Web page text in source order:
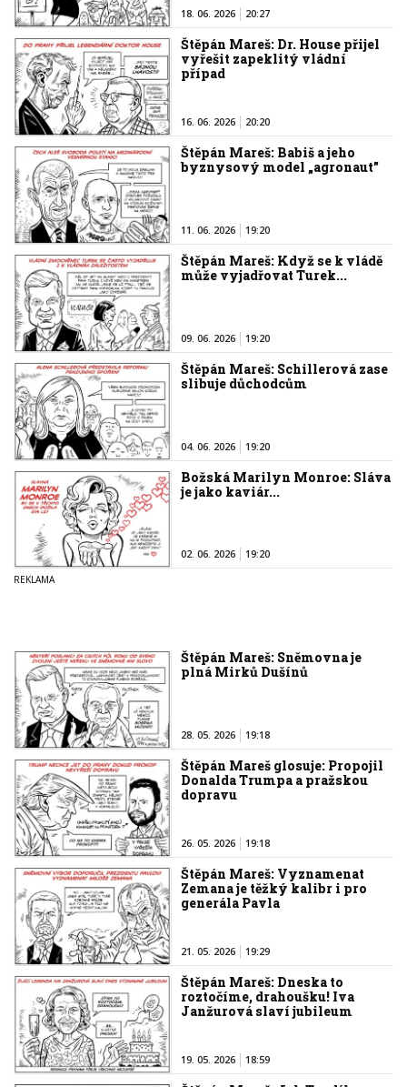
18. 06. 2026 20:27
Štěpán Mareš: Dr. House přijel
vyřešit zapeklitý vládní
případ
16. 06. 2026 20:20
Štěpán Mareš: Babiš a jeho
byznysový model „agronaut”
11. 06. 2026 19:20
Štěpán Mareš: Když se k vládě
může vyjadřovat Turek...
09. 06. 2026 19:20
Štěpán Mareš: Schillerová zase
slibuje důchodcům
04. 06. 2026 19:20
Božská Marilyn Monroe: Sláva
je jako kaviár...
02. 06. 2026 19:20
Štěpán Mareš: Sněmovna je
plná Mirků Dušínů
28. 05. 2026 19:18
Štěpán Mareš glosuje: Propojil
Donalda Trumpa a pražskou
dopravu
26. 05. 2026 19:18
Štěpán Mareš: Vyznamenat
Zemana je těžký kalibr i pro
generála Pavla
21. 05. 2026 19:29
Štěpán Mareš: Dneska to
roztočíme, drahoušku! Iva
Janžurová slaví jubileum
19. 05. 2026 18:59